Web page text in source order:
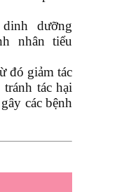
dưỡng
nhân tiểu
đó giảm tác
tác hại
các bệnh